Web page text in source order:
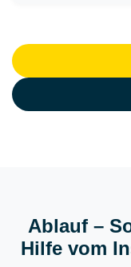
Ablauf –
Hilfe vom